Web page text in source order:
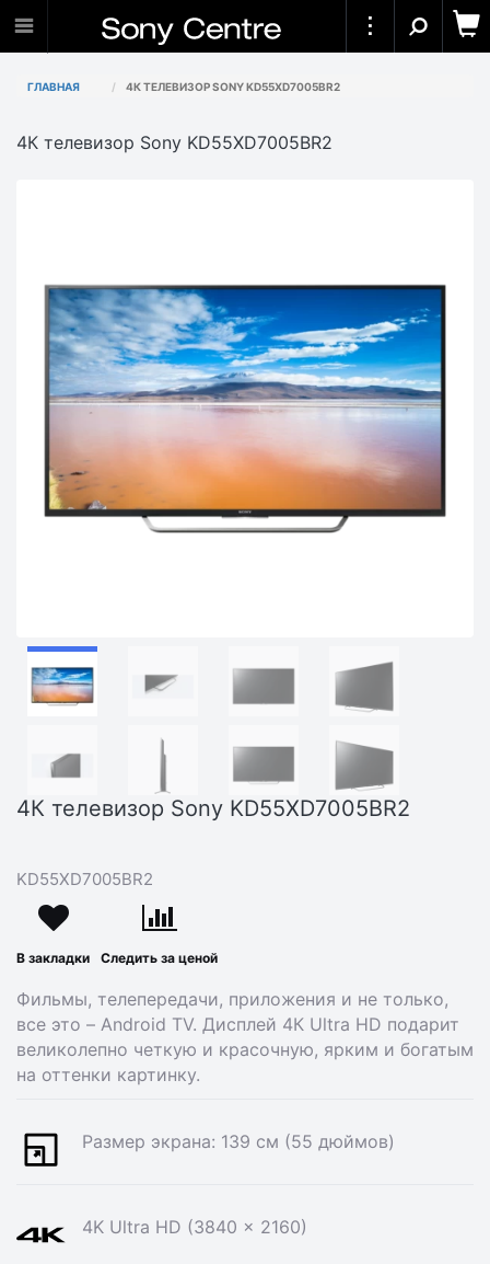
ГЛАВНАЯ 4К ТЕЛЕВИЗОР SONY KD55XD7005BR2
4К телевизор Sony KD55XD7005BR2
4К телевизор Sony KD55XD7005BR2
KD55XD7005BR2
В закладки Следить за ценой
Фильмы, телепередачи, приложения и не только,
все это – Android TV. Дисплей 4К Ultra HD подарит
великолепно четкую и красочную, ярким и богатым
на оттенки картинку.
Размер экрана: 139 см (55 дюймов)
4K Ultra HD (3840 x 2160)